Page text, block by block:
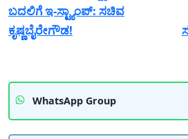
ಬದಲಿಗೆ ಇ-ಸ್ಟ್ಯಾಂಪ್: ಸಚಿವ
ಕೃಷ್ಣಬೈರೇಗೌಡ!
WhatsApp Group